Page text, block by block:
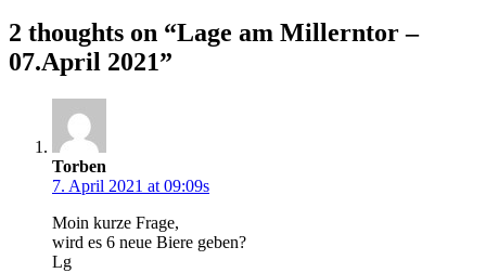
2 thoughts on “Lage am Millerntor –
07.April 2021”
Torben
7. April 2021 at 09:09s
Moin kurze Frage,
wird es 6 neue Biere geben?
Lg